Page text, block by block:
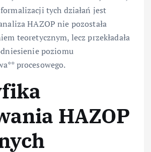
tych działań jest
HAZOP nie pozostała
teoretycznym, lecz przekładała
poziomu
procesowego.
HAZOP